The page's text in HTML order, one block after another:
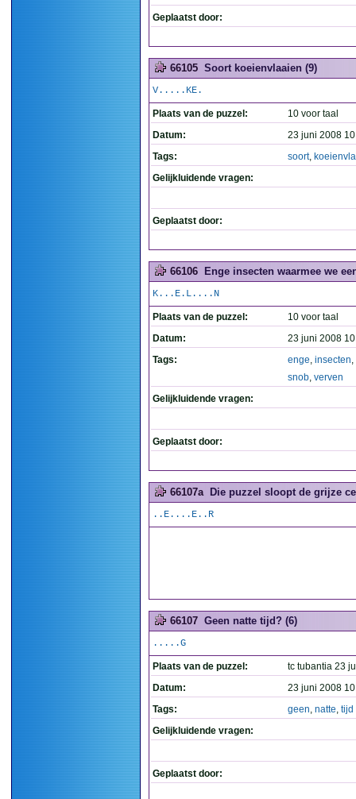
Geplaatst door:
66105 Soort koeienvlaaien (9)
V.....KE.
Plaats van de puzzel:
10 voor taal
Datum:
23 juni 2008
Tags:
soort,
Gelijkluidende vragen:
Geplaatst door:
66106 Enge insecten waarmee we
K...E.L....N
Plaats van de puzzel:
10 voor taal
Datum:
23 juni 2008
Tags:
enge, insecten,
snob, verven
Gelijkluidende vragen:
Geplaatst door:
66107a Die puzzel sloopt de grijze
..E....E..R
66107 Geen natte tijd? (6)
.....G
Plaats van de puzzel:
tc tubantia 23
Datum:
23 juni 2008
Tags:
geen, natte, tijd
Gelijkluidende vragen:
Geplaatst door: